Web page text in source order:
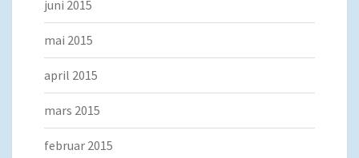
juni 2015
mai 2015
april 2015
mars 2015
februar 2015